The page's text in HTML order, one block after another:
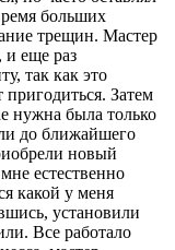
больших
трещин. Мастер
и еще раз
так как это
пригодиться. Затем
нужна была только
до ближайшего
новый
естественно
какой у меня
установили
Все работало